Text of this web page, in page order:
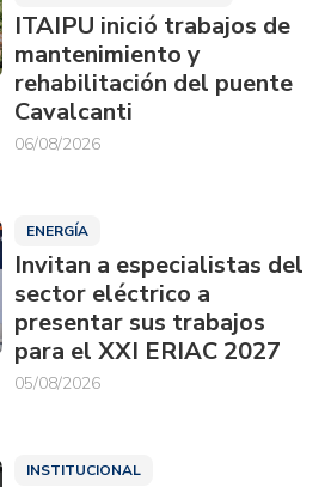
ITAIPU inició trabajos de
mantenimiento y
rehabilitación del puente
Cavalcanti
06/08/2026
ENERGÍA
Invitan a especialistas del
sector eléctrico a
presentar sus trabajos
para el XXI ERIAC 2027
05/08/2026
INSTITUCIONAL